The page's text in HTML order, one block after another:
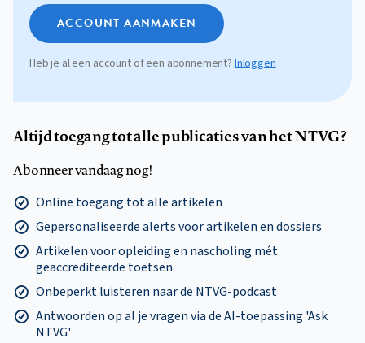
ACCOUNT AANMAKEN
Heb je al een account of een abonnement?Inloggen
Altijd toegang tot alle publicaties van het NTVG?
Abonneer vandaag nog!
Online toegang tot alle artikelen
Gepersonaliseerde alerts voor artikelen en dossiers
Artikelen voor opleiding en nascholing mét
geaccrediteerde toetsen
Onbeperkt luisteren naar de NTVG-podcast
Antwoorden op al je vragen via de AI-toepassing 'Ask
NTVG'